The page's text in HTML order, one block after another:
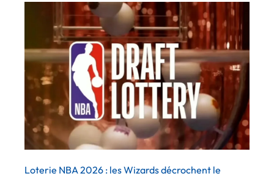
Loterie NBA 2026 : les Wizards décrochent le